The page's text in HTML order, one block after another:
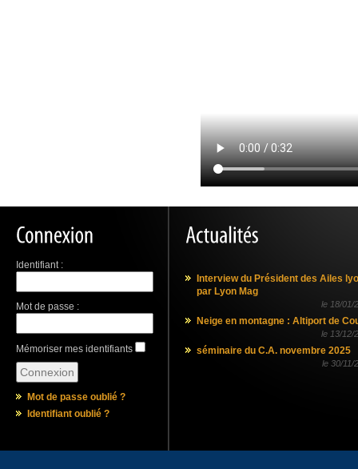
Identifiant :
Mot de passe :
Mémoriser mes identifiants
Mot de passe oublié ?
Identifiant oublié ?
Interview du Président des Ailes
par Lyon Mag
le 18/01/
Neige en montagne : Altiport de
le 13/12/
séminaire du C.A. novembre 2025
le 30/11/